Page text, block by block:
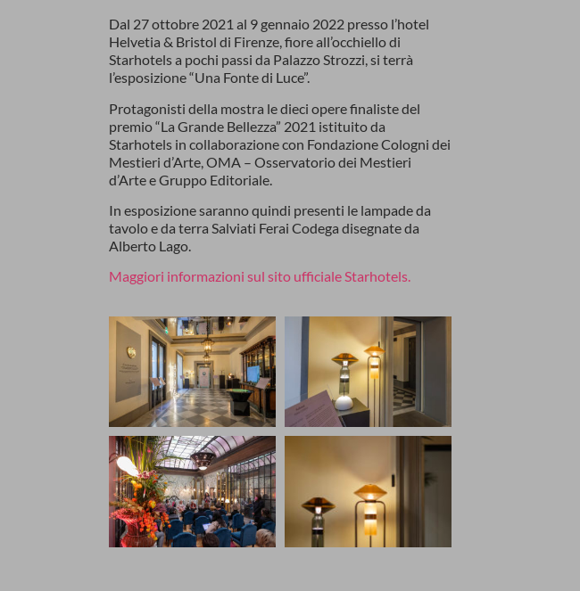
Dal 27 ottobre 2021 al 9 gennaio 2022 presso l’hotel
Helvetia & Bristol di Firenze, fiore all’occhiello di
Starhotels a pochi passi da Palazzo Strozzi, si terrà
l’esposizione “Una Fonte di Luce”.
Protagonisti della mostra le dieci opere finaliste del
premio “La Grande Bellezza” 2021 istituito da
Starhotels in collaborazione con Fondazione Cologni dei
Mestieri d’Arte, OMA – Osservatorio dei Mestieri
d’Arte e Gruppo Editoriale.
In esposizione saranno quindi presenti le lampade da
tavolo e da terra Salviati Ferai Codega disegnate da
Alberto Lago.
Maggiori informazioni sul sito ufficiale Starhotels.